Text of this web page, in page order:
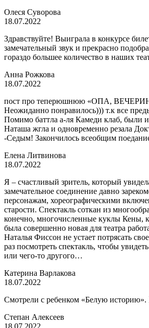
Олеся Суворова
18.07.2022
Здравствуйте! Выиграла в конкурсе
замечательный звук и прекрасно
гораздо большее количество в наших
Анна Рожкова
18.07.2022
пост про теперюшнюю «ОПА,
Неожиданно понравилось))) т.к все
Помимо баттла а-ля Камеди клаб, были
Наташа жгла и одновременно резала
-Седым! Закончилось всеобщим
Елена Литвинова
18.07.2022
Я – счастливый зритель, который
замечательное соединение давно
персонажам, хореографическими
старости. Спектакль соткан из
конечно, многочисленные куклы Кены,
была совершенно новая для театра
Наталья Фиссон не устает потрясать
раз посмотреть спектакль, чтобы
или чего-то другого…
Катерина Варлакова
18.07.2022
Смотрели с ребенком «Белую
Степан Алексеев
18.07.2022